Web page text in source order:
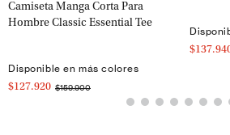
Camiseta Manga Corta Para
Hombre Classic Essential Tee
Disponible en más colores
$127.920 $159.900